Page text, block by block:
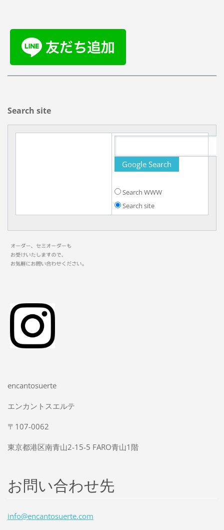
Search site
Search WWW
Search site
encantosuerte
エンカントスエルテ
〒107-0062
東京都港区南青山2-15-5 FARO青山1階
お問い合わせ先
info@encantosuerte.com